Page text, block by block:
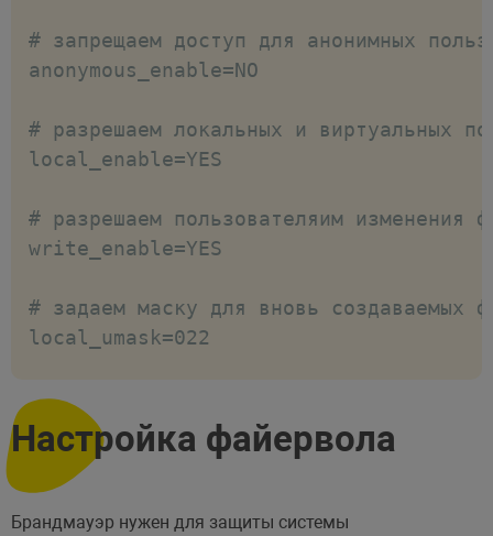
# запрещаем доступ для анонимных
anonymous_enable=NO
# разрешаем локальных и виртуальных
local_enable=YES
# разрешаем пользователяим изменения
write_enable=YES
# задаем маску для вновь создаваемых
local_umask=022
# изолируем пользователей в их
chroot_local_user=YES
# добавим опцию, чтобы не возникала
allow_writeable_chroot=YES
Настройка файервола
Брандмауэр нужен для защиты системы